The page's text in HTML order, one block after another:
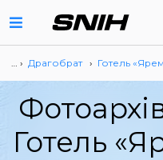
… › Драгобрат › Готель
Готель